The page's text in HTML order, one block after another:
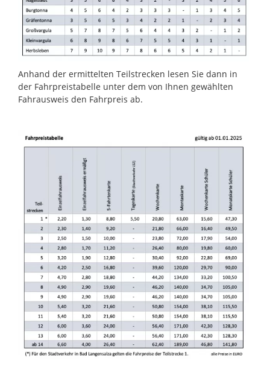
Anhand der ermittelten Teilstrecken lesen Sie dann in
der Fahrpreistabelle unter dem von Ihnen gewählten
Fahrausweis den Fahrpreis ab.